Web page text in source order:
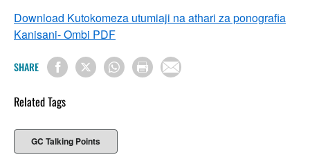
Download Kutokomeza utumiaji na athari za ponografia
Kanisani- Ombi PDF
SHARE
Related Tags
GC Talking Points